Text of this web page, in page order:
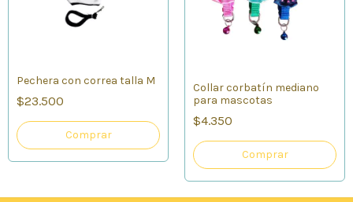
Pechera con correa talla M
$23.500
Comprar
Collar corbatín mediano
para mascotas
$4.350
Comprar